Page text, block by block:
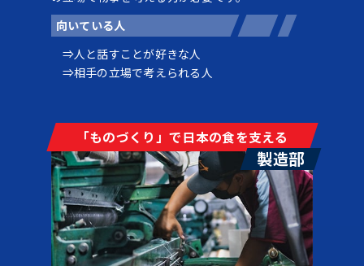
向いている人
人と話すことが好きな人
相手の立場で考えられる人
「ものづくり」で日本の食を支える
製造部